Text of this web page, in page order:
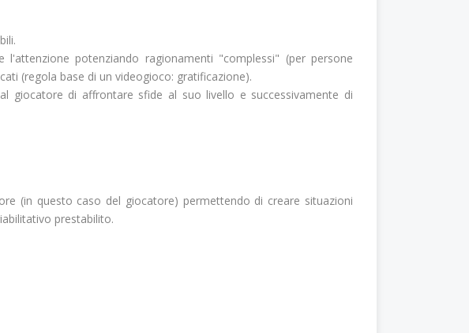
potenziando ragionamenti "complessi" (per persone
(regola base di un videogioco: gratificazione).
giocatore di affrontare sfide al suo livello e successivamente di
(in questo caso del giocatore) permettendo di creare situazioni
prestabilito.